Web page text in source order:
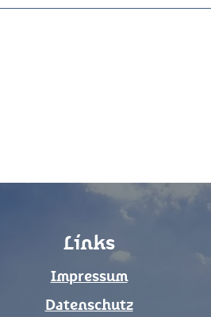
Links
Impressum
Datenschutz